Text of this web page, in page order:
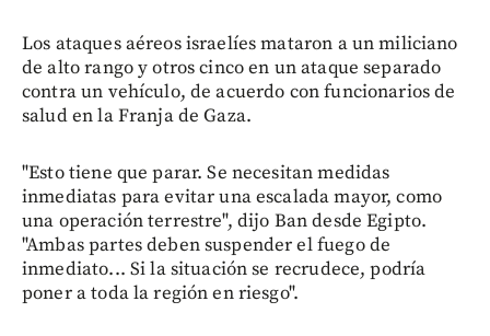
Los ataques aéreos israelíes mataron a un miliciano
de alto rango y otros cinco en un ataque separado
contra un vehículo, de acuerdo con funcionarios de
salud en la Franja de Gaza.
"Esto tiene que parar. Se necesitan medidas
inmediatas para evitar una escalada mayor, como
una operación terrestre", dijo Ban desde Egipto.
"Ambas partes deben suspender el fuego de
inmediato... Si la situación se recrudece, podría
poner a toda la región en riesgo".